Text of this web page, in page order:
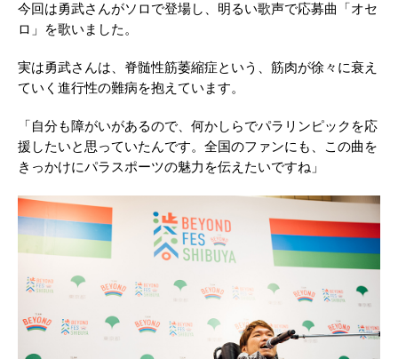
今回は勇武さんがソロで登場し、明るい歌声で応募曲「オセ
ロ」を歌いました。
実は勇武さんは、脊髄性筋萎縮症という、筋肉が徐々に衰え
ていく進行性の難病を抱えています。
「自分も障がいがあるので、何かしらでパラリンピックを応
援したいと思っていたんです。全国のファンにも、この曲を
きっかけにパラスポーツの魅力を伝えたいですね」